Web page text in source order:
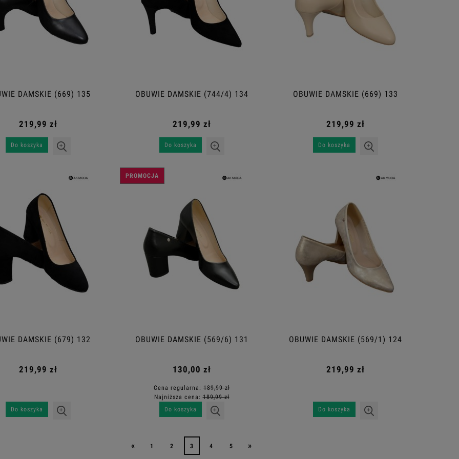
DAMSKIE (669) 135
219,99 zł
Do koszyka
OBUWIE DAMSKIE (744/4) 134
219,99 zł
Do koszyka
OBUWIE DAMSKIE (669) 133
219,99 zł
Do koszyka
DAMSKIE (679) 132
219,99 zł
Do koszyka
OBUWIE DAMSKIE (569/6) 131
130,00 zł
Cena regularna:189,99 zł
Najniższa cena:189,99 zł
Do koszyka
PROMOCJA
OBUWIE DAMSKIE (569/1) 124
219,99 zł
Do koszyka
« 1 2 3 4 5 »